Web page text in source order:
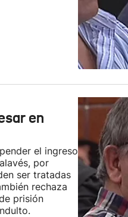
en
el ingreso
por
ser tratadas
rechaza
prisión